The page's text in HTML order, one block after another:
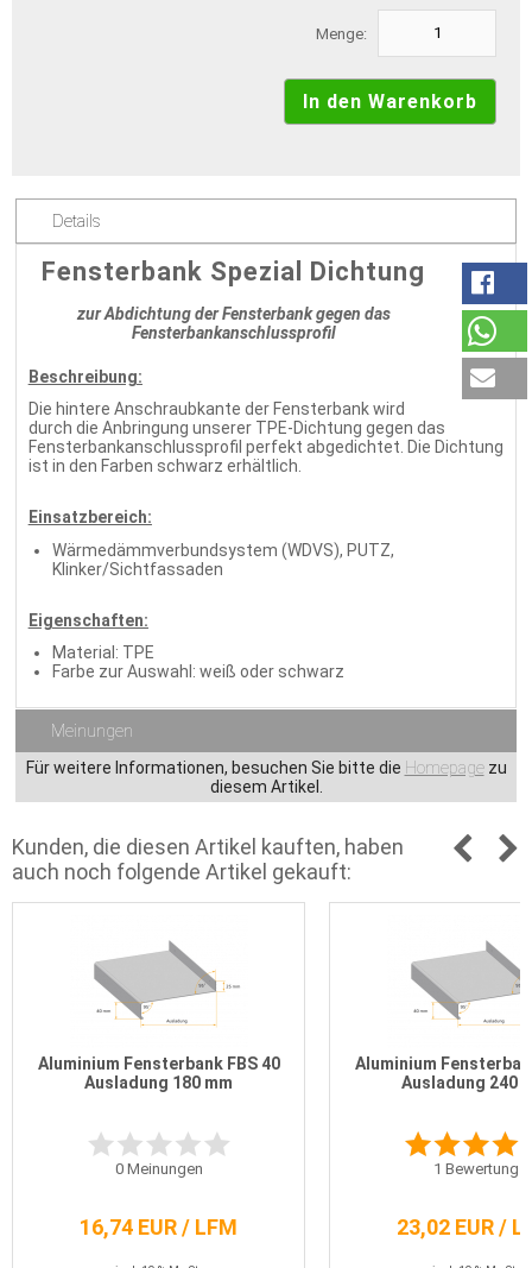
Menge:
Details
Fensterbank Spezial Dichtung
zur Abdichtung der Fensterbank gegen das
Fensterbankanschlussprofil
Beschreibung:
Die hintere Anschraubkante der Fensterbank wird
durch die Anbringung unserer TPE-Dichtung gegen das
Fensterbankanschlussprofil perfekt abgedichtet. Die Dichtung
ist in den Farben schwarz erhältlich.
Einsatzbereich:
Wärmedämmverbundsystem (WDVS), PUTZ,
Klinker/Sichtfassaden
Eigenschaften:
Material: TPE
Farbe zur Auswahl: weiß oder schwarz
Meinungen
Für weitere Informationen, besuchen Sie bitte die Homepagezu
diesem Artikel.
Kunden, die diesen Artikel kauften, haben
auch noch folgende Artikel gekauft:
Aluminium Fensterbank FBS 40
Ausladung 180 mm
0Meinungen
16,74 EUR / LFM
Aluminium
Ausladung 240
1 Bewertung
23,02 EUR /